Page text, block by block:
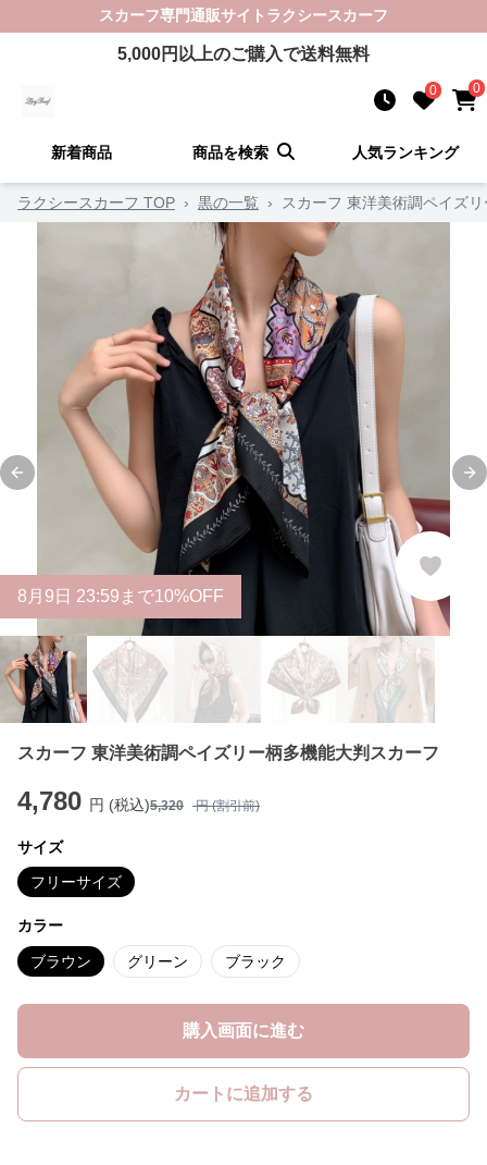
スカーフ専門通販サイト ラクシースカーフ
5,000円以上のご購入で送料無料
0 0
新着商品 商品を検索 人気ランキング
ラクシースカーフ TOP › 黒の一覧 › スカーフ 東洋美術調ペイズ
Previous slide
8 月 9 日 23:59まで10%OFF
スカーフ 東洋美術調ペイズリー柄多機能大判スカーフ
4,780 円 (税込)5,320 円 (割引前)
サイズ
フリーサイズ
カラー
ブラウン グリーン ブラック
購入画面に進む
カートに追加する